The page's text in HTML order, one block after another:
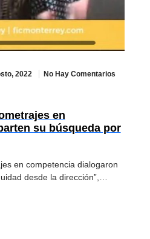
2022 No Hay Comentarios
en
su búsqueda por
en competencia dialogaron
desde la dirección”,…